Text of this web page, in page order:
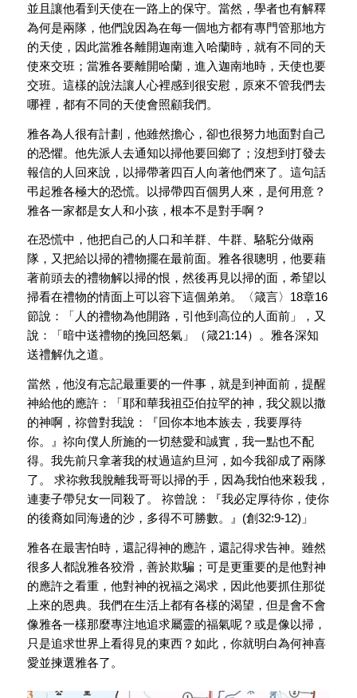
並且讓他看到天使在一路上的保守。當然，學者也有解釋
為何是兩隊，他們說因為在每一個地方都有專門管那地方
的天使，因此當雅各離開迦南進入哈蘭時，就有不同的天
使來交班；當雅各要離開哈蘭，進入迦南地時，天使也要
交班。這樣的說法讓人心裡感到很安慰，原來不管我們去
哪裡，都有不同的天使會照顧我們。
雅各為人很有計劃，他雖然擔心，卻也很努力地面對自己
的恐懼。他先派人去通知以掃他要回鄉了；沒想到打發去
報信的人回來說，以掃帶著四百人向著他們來了。這句話
弔起雅各極大的恐慌。以掃帶四百個男人來，是何用意？
雅各一家都是女人和小孩，根本不是對手啊？
在恐慌中，他把自己的人口和羊群、牛群、駱駝分做兩
隊，又把給以掃的禮物擺在最前面。雅各很聰明，他要藉
著前頭去的禮物解以掃的恨，然後再見以掃的面，希望以
掃看在禮物的情面上可以容下這個弟弟。〈箴言〉18章16
節說：「人的禮物為他開路，引他到高位的人面前」，又
說：「暗中送禮物的挽回怒氣」（箴21:14）。雅各深知
送禮解仇之道。
當然，他沒有忘記最重要的一件事，就是到神面前，提醒
神給他的應許：「耶和華我祖亞伯拉罕的神，我父親以撒
的神啊，祢曾對我說：『回你本地本族去，我要厚待
你。』祢向僕人所施的一切慈愛和誠實，我一點也不配
得。我先前只拿著我的杖過這約旦河，如今我卻成了兩隊
了。 求祢救我脫離我哥哥以掃的手，因為我怕他來殺我，
連妻子帶兒女一同殺了。 祢曾說：『我必定厚待你，使你
的後裔如同海邊的沙，多得不可勝數。』(創32:9-12)」
雅各在最害怕時，還記得神的應許，還記得求告神。雖然
很多人都說雅各狡滑，善於欺騙；可是更重要的是他對神
的應許之看重，他對神的祝福之渴求，因此他要抓住那從
上來的恩典。我們在生活上都有各樣的渴望，但是會不會
像雅各一樣那麼專注地追求屬靈的福氣呢？或是像以掃，
只是追求世界上看得見的東西？如此，你就明白為何神喜
愛並揀選雅各了。